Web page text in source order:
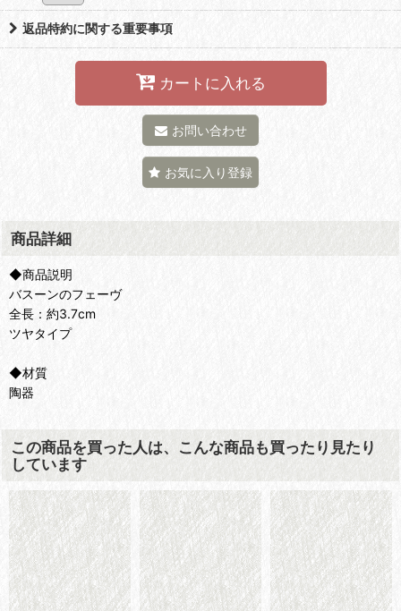
返品特約に関する重要事項
カートに入れる
お問い合わせ
お気に入り登録
商品詳細
◆商品説明
バスーンのフェーヴ
全長：約3.7cm
ツヤタイプ
◆材質
陶器
この商品を買った人は、こんな商品も買ったり見たり
しています